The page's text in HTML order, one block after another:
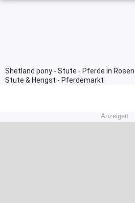
Shetland pony - Stute - Pferde in
Stute & Hengst - Pferdemarkt
Anzeigen